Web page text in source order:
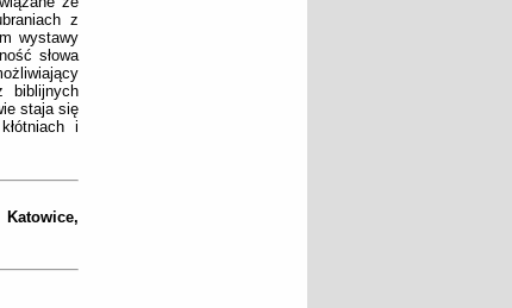
z
wystawy
słowa
biblijnych
staja się
i